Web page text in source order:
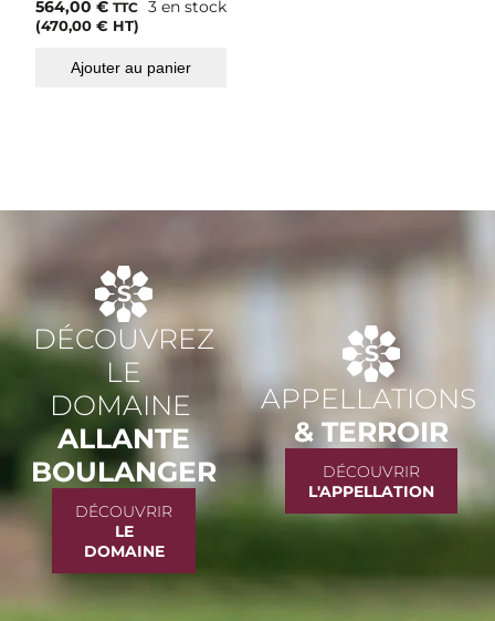
564,00€ TTC
(470,00€ HT)
3 en stock
Ajouter au panier
DÉCOUVREZ
LE
DOMAINE
ALLANTE
BOULANGER
DÉCOUVRIR
LE
DOMAINE
APPELLATIONS
& TERROIR
DÉCOUVRIR
L'APPELLATION